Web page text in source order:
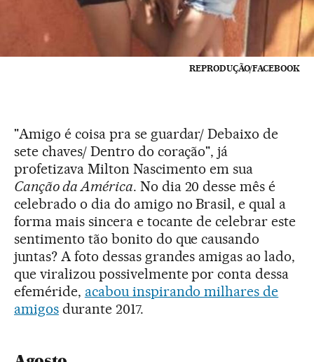
REPRODUÇÃO/FACEBOOK
"Amigo é coisa pra se guardar/ Debaixo de
sete chaves/ Dentro do coração", já
profetizava Milton Nascimento em sua
Canção da América. No dia 20 desse mês é
celebrado o dia do amigo no Brasil, e qual a
forma mais sincera e tocante de celebrar este
sentimento tão bonito do que causando
juntas? A foto dessas grandes amigas ao lado,
que viralizou possivelmente por conta dessa
efeméride, acabou inspirando milhares de
amigosdurante 2017.